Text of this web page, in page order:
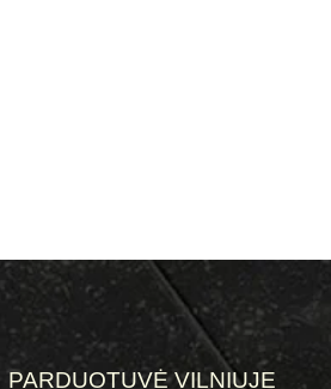
PARDUOTUVĖ VILNIUJE